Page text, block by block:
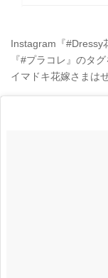
Instagram『#Dressy
『#プラコレ』のタ
イマドキ花嫁さまは